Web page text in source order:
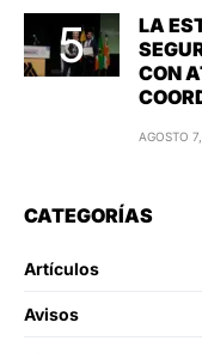
LA
CON
AGOSTO
CATEGORÍAS
Artículos
Avisos